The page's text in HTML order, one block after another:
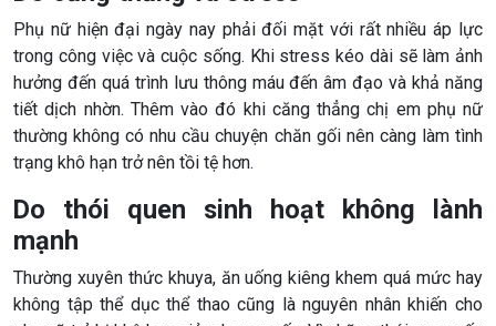
Phụ nữ hiện đại ngày nay phải đối mặt với rất nhiều áp lực
trong công việc và cuộc sống. Khi stress kéo dài sẽ làm ảnh
hưởng đến quá trình lưu thông máu đến âm đạo và khả năng
tiết dịch nhờn. Thêm vào đó khi căng thẳng chị em phụ nữ
thường không có nhu cầu chuyện chăn gối nên càng làm tình
trạng khô hạn trở nên tồi tệ hơn.
Do thói quen sinh hoạt không lành
mạnh
Thường xuyên thức khuya, ăn uống kiêng khem quá mức hay
không tập thể dục thể thao cũng là nguyên nhân khiến cho